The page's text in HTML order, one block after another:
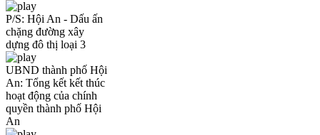
P/S: Hội An - Dấu ấn
chặng đường xây
dựng đô thị loại 3
UBND thành phố Hội
An: Tổng kết kết thúc
hoạt động của chính
quyền thành phố Hội
An